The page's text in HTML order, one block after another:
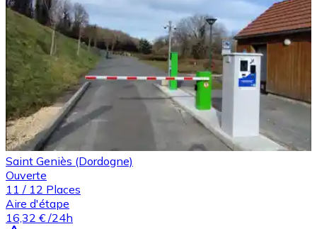
Saint Geniès (Dordogne)
Ouverte
11 / 12 Places
Aire d'étape
16,32 € /24h